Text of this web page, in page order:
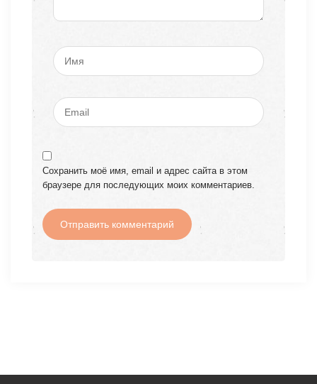
Сохранить моё имя, email и адрес сайта в этом
браузере для последующих моих комментариев.